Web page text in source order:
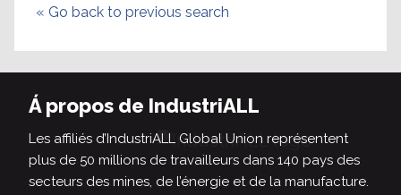
« Go back to previous search
Á propos de IndustriALL
Les affiliés d’IndustriALL Global Union représentent
plus de 50 millions de travailleurs dans 140 pays des
secteurs des mines, de l’énergie et de la manufacture.